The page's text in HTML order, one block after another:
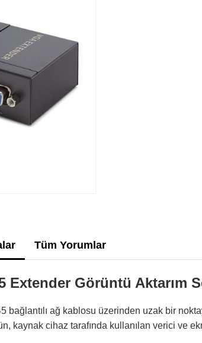
Tüm Yorumlar
Extender Görüntü Aktarım
ağ kablosu üzerinden uzak bir
kaynak cihaz tarafında kullanılan verici ve